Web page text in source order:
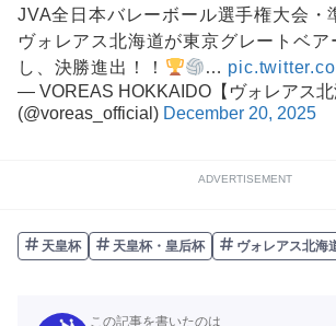
JVA全日本バレーボール選手権大会・
ヴォレアス北海道が東京グレートベア
し、決勝進出！！
…
— VOREAS HOKKAIDO【ヴォレアス北
(@voreas_official) December 20, 2025
ADVERTISEMENT
天皇杯 天皇杯・皇后杯 ヴォレアス北海
この記事を書いたのは